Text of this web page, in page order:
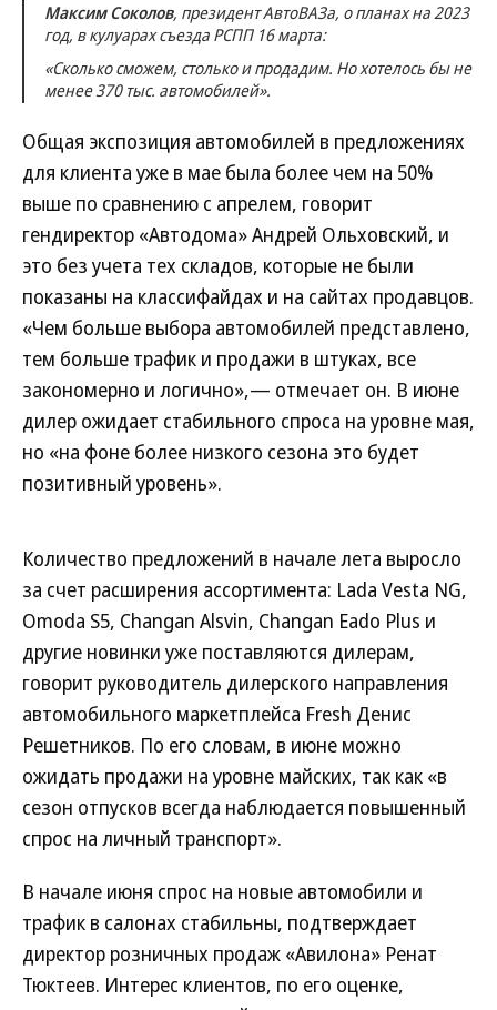
Максим Соколов, президент АвтоВАЗа, о планах на 2023
год, в кулуарах съезда РСПП 16 марта:
«Сколько сможем, столько и продадим. Но хотелось бы не
менее 370 тыс. автомобилей».
Общая экспозиция автомобилей в предложениях
для клиента уже в мае была более чем на 50%
выше по сравнению с апрелем, говорит
гендиректор «Автодома» Андрей Ольховский, и
это без учета тех складов, которые не были
показаны на классифайдах и на сайтах продавцов.
«Чем больше выбора автомобилей представлено,
тем больше трафик и продажи в штуках, все
закономерно и логично»,— отмечает он. В июне
дилер ожидает стабильного спроса на уровне мая,
но «на фоне более низкого сезона это будет
позитивный уровень».
Количество предложений в начале лета выросло
за счет расширения ассортимента: Lada Vesta NG,
Omoda S5, Changan Alsvin, Changan Eado Plus и
другие новинки уже поставляются дилерам,
говорит руководитель дилерского направления
автомобильного маркетплейса Fresh Денис
Решетников. По его словам, в июне можно
ожидать продажи на уровне майских, так как «в
сезон отпусков всегда наблюдается повышенный
спрос на личный транспорт».
В начале июня спрос на новые автомобили и
трафик в салонах стабильны, подтверждает
директор розничных продаж «Авилона» Ренат
Тюктеев. Интерес клиентов, по его оценке,